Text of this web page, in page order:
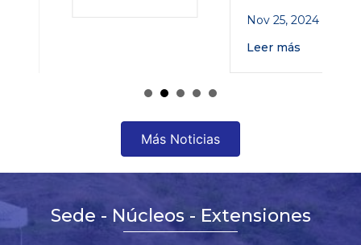
Nov 25, 2024
Leer más
Más Noticias
Sede - Núcleos - Extensiones